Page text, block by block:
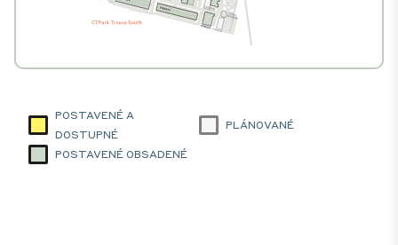
POSTAVENÉ A
DOSTUPNÉ
PLÁNOVANÉ
POSTAVENÉ OBSADENÉ